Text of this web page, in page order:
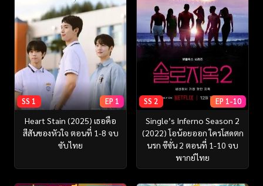
SS 1 EP 1
Heart Stain (2025) เธอคือ
สีสันของหัวใจ ตอนที่ 1-8 จบ
ซับไทย
SS 2 EP 1-10
Single’s Inferno Season 2
(2022) โอน้อยออก ใครโสดตก
นรก ซีซั่น 2 ตอนที่ 1-10 จบ
พากย์ไทย